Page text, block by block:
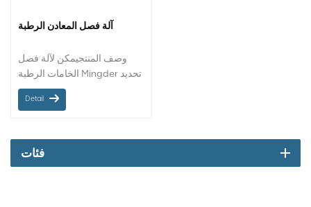
آلة فصل المعادن الرطبة
وصف المنتجيمكن لآلة فصل
الخامات الرطبة Mingder تحديد
المعادن الرطبة بشكل
مباشر.قلل من عملية التجفيف
Detail
فئات